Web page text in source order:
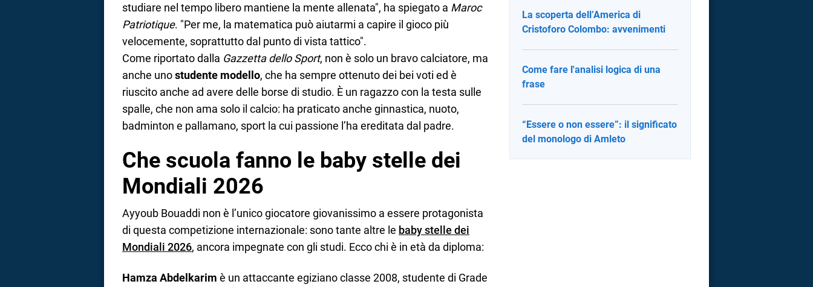
studiare nel tempo libero mantiene la mente allenata", ha spiegato a Maroc
Patriotique. "Per me, la matematica può aiutarmi a capire il gioco più
velocemente, soprattutto dal punto di vista tattico".
Come riportato dalla Gazzetta dello Sport, non è solo un bravo calciatore, ma
anche unostudente modello, che ha sempre ottenuto dei bei voti ed è
riuscito anche ad avere delle borse di studio. È un ragazzo con la testa sulle
spalle, che non ama solo il calcio: ha praticato anche ginnastica, nuoto,
badminton e pallamano, sport la cui passione l’ha ereditata dal padre.
Che scuola fanno le baby stelle dei
Mondiali 2026
Ayyoub Bouaddi non è l’unico giocatore giovanissimo a essere protagonista
di questa competizione internazionale: sono tante altre le baby stelle dei
Mondiali 2026, ancora impegnate con gli studi. Ecco chi è in età da diploma:
Hamza Abdelkarim è un attaccante egiziano classe 2008, studente di Grade
La scoperta dell’America di
Cristoforo Colombo: avvenimenti
Come fare l'analisi logica di una
frase
“Essere o non essere”: il significato
del monologo di Amleto